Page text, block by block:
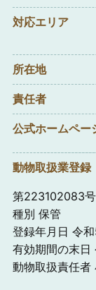
対応エリア
所在地
責任者
公式ホームペー
動物取扱業登録
第223102083号
種別 保管
登録年月日 令
有効期間の末日
動物取扱責任者